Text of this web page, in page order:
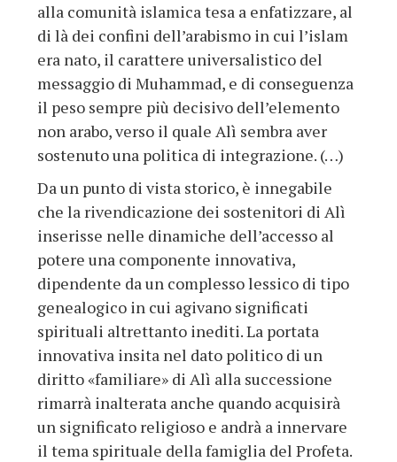
alla comunità islamica tesa a enfatizzare, al
di là dei confini dell’arabismo in cui l’islam
era nato, il carattere universalistico del
messaggio di Muhammad, e di conseguenza
il peso sempre più decisivo dell’elemento
non arabo, verso il quale Alì sembra aver
sostenuto una politica di integrazione. (…)
Da un punto di vista storico, è innegabile
che la rivendicazione dei sostenitori di Alì
inserisse nelle dinamiche dell’accesso al
potere una componente innovativa,
dipendente da un complesso lessico di tipo
genealogico in cui agivano significati
spirituali altrettanto inediti. La portata
innovativa insita nel dato politico di un
diritto «familiare» di Alì alla successione
rimarrà inalterata anche quando acquisirà
un significato religioso e andrà a innervare
il tema spirituale della famiglia del Profeta.